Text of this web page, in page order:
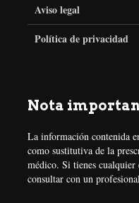
o
Aviso legal
Política de privacidad
Nota
La información contenida
como sustitutiva de la
médico. Si tienes cualquier
consultar con un